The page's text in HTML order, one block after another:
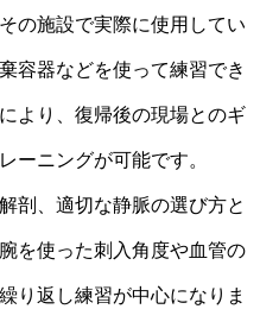
の施設で実際に使用してい
容器などを使って練習でき
より、復帰後の現場とのギ
ーニングが可能です。
剖、適切な静脈の選び方と
を使った刺入角度や血管の
り返し練習が中心になりま